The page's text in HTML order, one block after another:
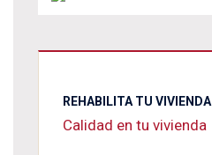
REHABILITA TU VIVIENDA
Calidad en tu vivienda